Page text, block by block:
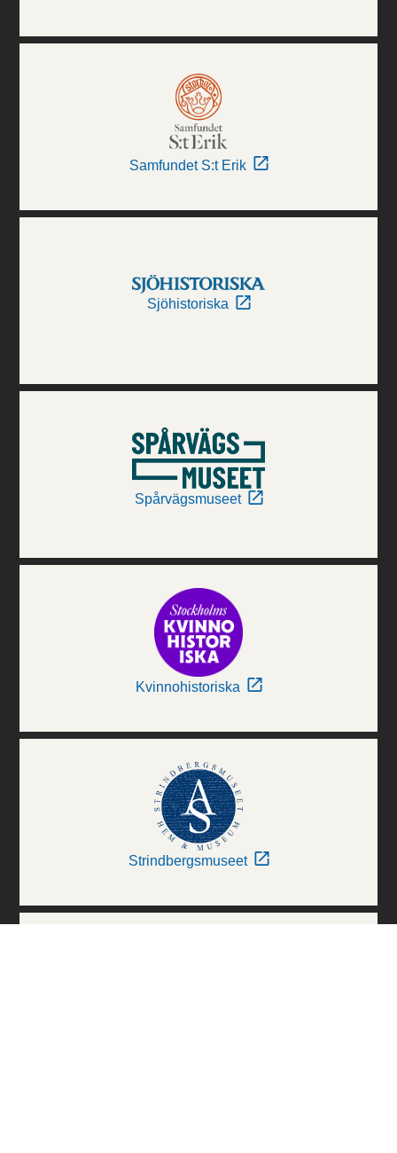
Samfundet S:t Erik
Sjöhistoriska
Spårvägsmuseet
Kvinnohistoriska
Strindbergsmuseet